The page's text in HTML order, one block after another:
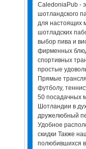
CaledoniaPub -
шотландского
для настоящих
шотладских
выбор пива и
фирменных
спортивных
простые
Прямые
футболу,
50 посадачных
Шотландии в
дружелюбный
Удобное
скидки Также
полюбившихся